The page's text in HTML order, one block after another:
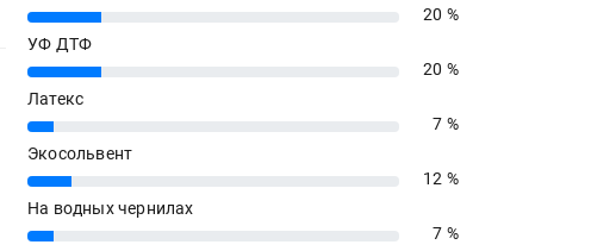
20%
20 %
УФ ДТФ
20%
20 %
Латекс
7%
7 %
Экосольвент
12%
12 %
На водных чернилах
7%
7 %